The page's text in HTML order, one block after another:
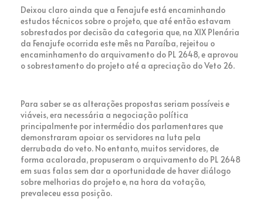
Deixou claro ainda que a Fenajufe está encaminhando
estudos técnicos sobre o projeto, que até então estavam
sobrestados por decisão da categoria que, na XIX Plenária
da Fenajufe ocorrida este mês na Paraíba, rejeitou o
encaminhamento do arquivamento do PL 2648, e aprovou
o sobrestamento do projeto até a apreciação do Veto 26.
Para saber se as alterações propostas seriam possíveis e
viáveis, era necessária a negociação política
principalmente por intermédio dos parlamentares que
demonstraram apoiar os servidores na luta pela
derrubada do veto. No entanto, muitos servidores, de
forma acalorada, propuseram o arquivamento do PL 2648
em suas falas sem dar a oportunidade de haver diálogo
sobre melhorias do projeto e, na hora da votação,
prevaleceu essa posição.